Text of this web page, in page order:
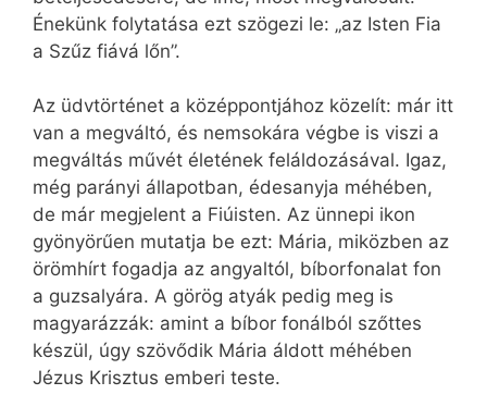
Énekünk folytatása ezt szögezi le: „az Isten Fia
a Szűz fiává lőn”.
Az üdvtörténet a középpontjához közelít: már itt
van a megváltó, és nemsokára végbe is viszi a
megváltás művét életének feláldozásával. Igaz,
még parányi állapotban, édesanyja méhében,
de már megjelent a Fiúisten. Az ünnepi ikon
gyönyörűen mutatja be ezt: Mária, miközben az
örömhírt fogadja az angyaltól, bíborfonalat fon
a guzsalyára. A görög atyák pedig meg is
magyarázzák: amint a bíbor fonálból szőttes
készül, úgy szövődik Mária áldott méhében
Jézus Krisztus emberi teste.